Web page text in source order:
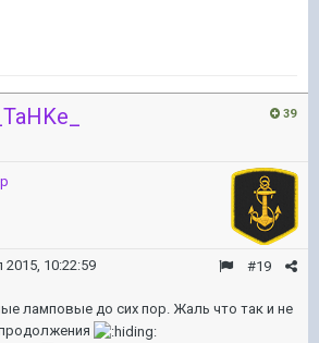
39
#19
2015, 10:22:59
ламповые до сих пор. Жаль что так и не